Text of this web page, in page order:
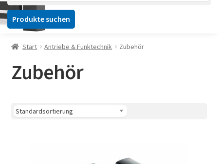
Produkte suchen
Start Antriebe & Funktechnik Zubehör
Zubehör